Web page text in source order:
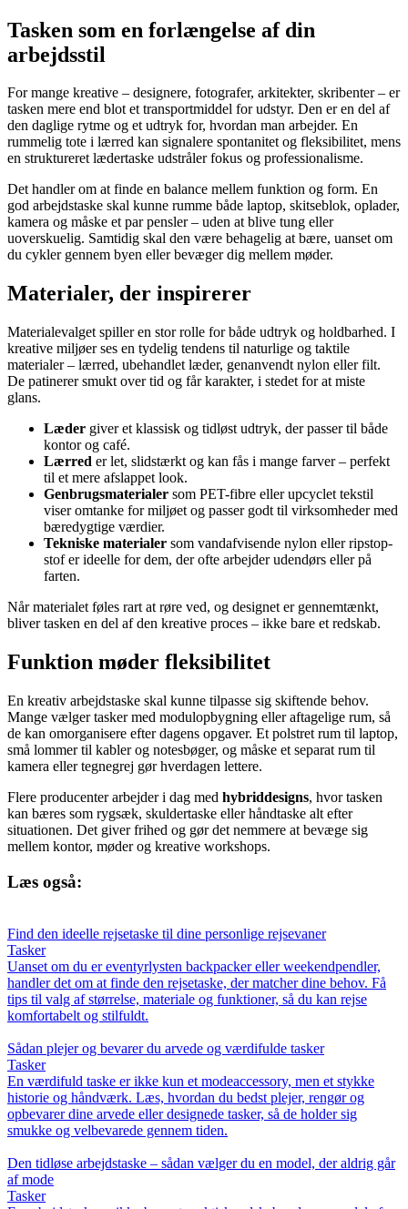
Tasken som en forlængelse af din
arbejdsstil
For mange kreative – designere, fotografer, arkitekter, skribenter – er
tasken mere end blot et transportmiddel for udstyr. Den er en del af
den daglige rytme og et udtryk for, hvordan man arbejder. En
rummelig tote i lærred kan signalere spontanitet og fleksibilitet, mens
en struktureret lædertaske udstråler fokus og professionalisme.
Det handler om at finde en balance mellem funktion og form. En
god arbejdstaske skal kunne rumme både laptop, skitseblok, oplader,
kamera og måske et par pensler – uden at blive tung eller
uoverskuelig. Samtidig skal den være behagelig at bære, uanset om
du cykler gennem byen eller bevæger dig mellem møder.
Materialer, der inspirerer
Materialevalget spiller en stor rolle for både udtryk og holdbarhed. I
kreative miljøer ses en tydelig tendens til naturlige og taktile
materialer – lærred, ubehandlet læder, genanvendt nylon eller filt.
De patinerer smukt over tid og får karakter, i stedet for at miste
glans.
Læder giver et klassisk og tidløst udtryk, der passer til både
kontor og café.
Lærred er let, slidstærkt og kan fås i mange farver – perfekt
til et mere afslappet look.
Genbrugsmaterialer som PET-fibre eller upcyclet tekstil
viser omtanke for miljøet og passer godt til virksomheder med
bæredygtige værdier.
Tekniske materialer som vandafvisende nylon eller ripstop-
stof er ideelle for dem, der ofte arbejder udendørs eller på
farten.
Når materialet føles rart at røre ved, og designet er gennemtænkt,
bliver tasken en del af den kreative proces – ikke bare et redskab.
Funktion møder fleksibilitet
En kreativ arbejdstaske skal kunne tilpasse sig skiftende behov.
Mange vælger tasker med modulopbygning eller aftagelige rum, så
de kan omorganisere efter dagens opgaver. Et polstret rum til laptop,
små lommer til kabler og notesbøger, og måske et separat rum til
kamera eller tegnegrej gør hverdagen lettere.
Flere producenter arbejder i dag med hybriddesigns, hvor tasken
kan bæres som rygsæk, skuldertaske eller håndtaske alt efter
situationen. Det giver frihed og gør det nemmere at bevæge sig
mellem kontor, møder og kreative workshops.
Læs også:
Find den ideelle rejsetaske til dine personlige rejsevaner
Tasker
Uanset om du er eventyrlysten backpacker eller weekendpendler,
handler det om at finde den rejsetaske, der matcher dine behov. Få
tips til valg af størrelse, materiale og funktioner, så du kan rejse
komfortabelt og stilfuldt.
Sådan plejer og bevarer du arvede og værdifulde tasker
Tasker
En værdifuld taske er ikke kun et modeaccessory, men et stykke
historie og håndværk. Læs, hvordan du bedst plejer, rengør og
opbevarer dine arvede eller designede tasker, så de holder sig
smukke og velbevarede gennem tiden.
Den tidløse arbejdstaske – sådan vælger du en model, der aldrig går
af mode
Tasker